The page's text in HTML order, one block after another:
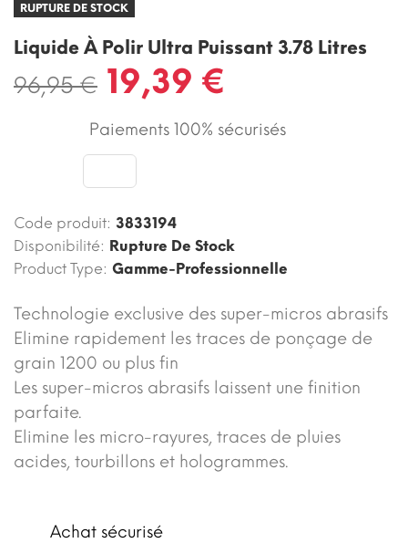
RUPTURE DE STOCK
Liquide À Polir Ultra Puissant 3.78 Litres
96,95 € 19,39 €
Paiements 100% sécurisés
Code produit: 3833194
Disponibilité: Rupture De Stock
Product Type: Gamme-Professionnelle
Technologie exclusive des super-micros abrasifs
Elimine rapidement les traces de ponçage de
grain 1200 ou plus fin
Les super-micros abrasifs laissent une finition
parfaite.
Elimine les micro-rayures, traces de pluies
acides, tourbillons et hologrammes.
Achat sécurisé